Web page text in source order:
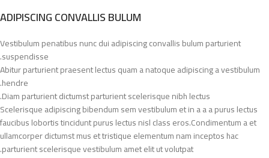
ADIPISCING CONVALLIS BULUM
Vestibulum penatibus nunc dui adipiscing convallis bulum parturient
suspendisse.
Abitur parturient praesent lectus quam a natoque adipiscing a vestibulum
hendre.
Diam parturient dictumst parturient scelerisque nibh lectus.
Scelerisque adipiscing bibendum sem vestibulum et in a a a purus lectus
faucibus lobortis tincidunt purus lectus nisl class eros.Condimentum a et
ullamcorper dictumst mus et tristique elementum nam inceptos hac
parturient scelerisque vestibulum amet elit ut volutpat.